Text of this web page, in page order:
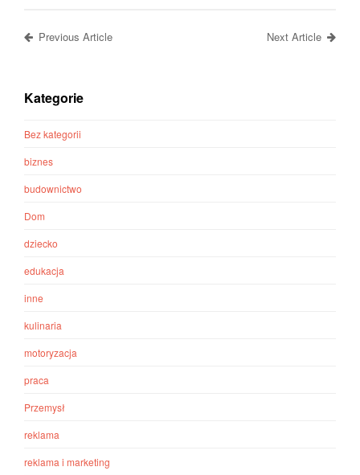
Previous Article Next Article
Kategorie
Bez kategorii
biznes
budownictwo
Dom
dziecko
edukacja
inne
kulinaria
motoryzacja
praca
Przemysł
reklama
reklama i marketing